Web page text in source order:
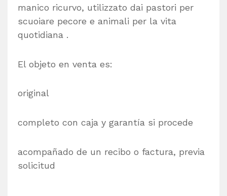
manico ricurvo, utilizzato dai pastori per
scuoiare pecore e animali per la vita
quotidiana .
El objeto en venta es:
original
completo con caja y garantía si procede
acompañado de un recibo o factura, previa
solicitud